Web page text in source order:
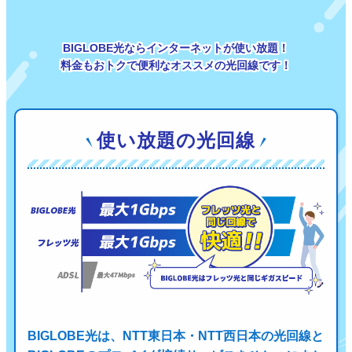
BIGLOBE光ならインターネットが使い放題！
料金もおトクで便利なオススメの光回線です！
使い放題の光回線
BIGLOBE光は、NTT東日本・NTT西日本の光回線と